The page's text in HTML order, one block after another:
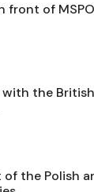
front of
with the
the Polish